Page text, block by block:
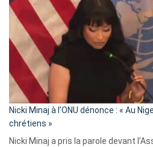
Nicki Minaj à l’ONU dénonce : « Au
chrétiens »
Nicki Minaj a pris la parole devant